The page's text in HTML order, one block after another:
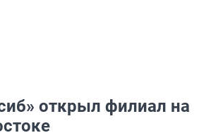
открыл филиал на